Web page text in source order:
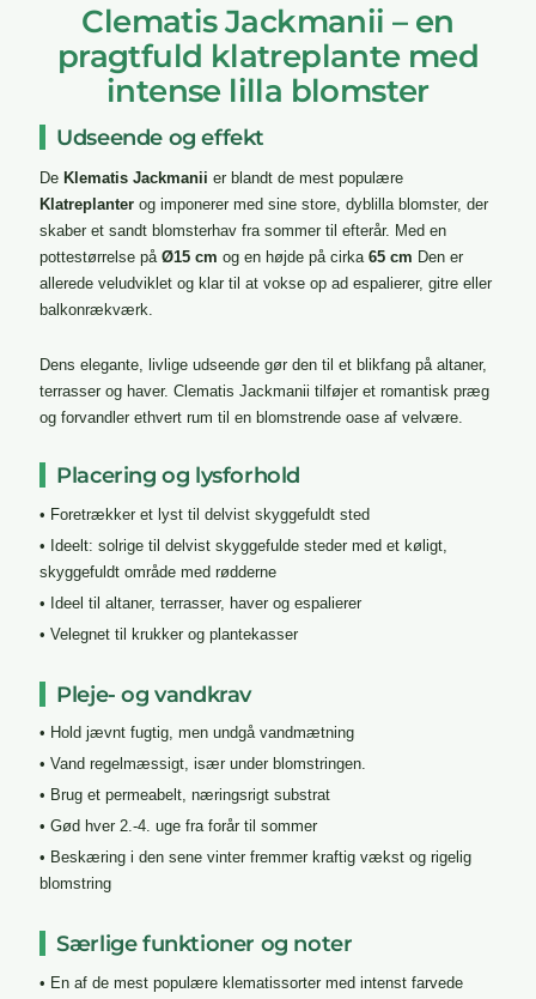
Clematis Jackmanii – en
pragtfuld klatreplante med
intense lilla blomster
Udseende og effekt
De Klematis Jackmanii er blandt de mest populære
Klatreplanterog imponerer med sine store, dyblilla blomster, der
skaber et sandt blomsterhav fra sommer til efterår. Med en
pottestørrelse på Ø15 cm og en højde på cirka 65 cm Den er
allerede veludviklet og klar til at vokse op ad espalierer, gitre eller
balkonrækværk.
Dens elegante, livlige udseende gør den til et blikfang på altaner,
terrasser og haver. Clematis Jackmanii tilføjer et romantisk præg
og forvandler ethvert rum til en blomstrende oase af velvære.
Placering og lysforhold
• Foretrækker et lyst til delvist skyggefuldt sted
• Ideelt: solrige til delvist skyggefulde steder med et køligt,
skyggefuldt område med rødderne
• Ideel til altaner, terrasser, haver og espalierer
• Velegnet til krukker og plantekasser
Pleje- og vandkrav
• Hold jævnt fugtig, men undgå vandmætning
• Vand regelmæssigt, især under blomstringen.
• Brug et permeabelt, næringsrigt substrat
• Gød hver 2.-4. uge fra forår til sommer
• Beskæring i den sene vinter fremmer kraftig vækst og rigelig
blomstring
Særlige funktioner og noter
• En af de mest populære klematissorter med intenst farvede